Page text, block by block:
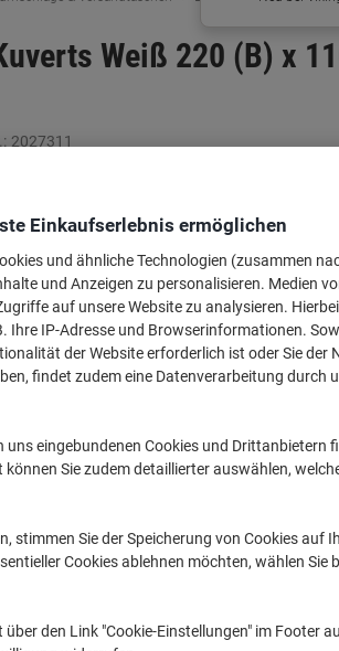
Weiß 220 (B) x
2027311
€ 33,59
Ab 4 Pack
Menge exkl. USt
1Pack € 37,59
2-3Pack € 35,59 -5%
Aktuell verfügbar Lieferung 2-3
Zu einer Liste
Lieferinformationen
Einkaufserlebnis ermöglichen
und ähnliche Technologien (zusammen
und Anzeigen zu personalisieren. Medien
auf unsere Website zu analysieren.
Ihre IP-Adresse und Browserinformationen.
der Website erforderlich ist oder Sie der
findet zudem eine Datenverarbeitung durch
eingebundenen Cookies und Drittanbietern
Sie zudem detaillierter auswählen,
stimmen Sie der Speicherung von Cookies auf
Cookies ablehnen möchten, wählen Sie
den Link "Cookie-Einstellungen" im Footer